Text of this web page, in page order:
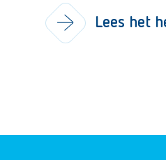
Lees het